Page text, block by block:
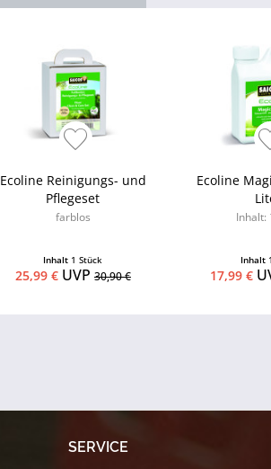
Ecoline Reinigungs- und
Pflegeset
farblos
Inhalt 1 Stück
25,99 €UVP 30,90 €
Ecoline
Inhalt:
Inhalt
17,99 €
SERVICE